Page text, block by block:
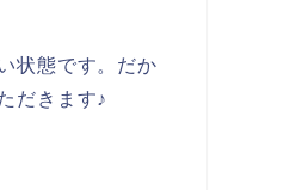
状態です。だか
だきます♪